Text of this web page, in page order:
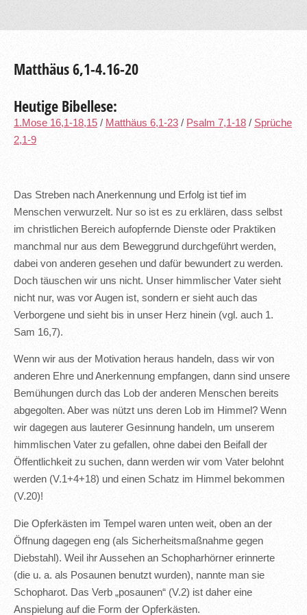
Matthäus 6,1-4.16-20
Heutige Bibellese:
1.Mose 16,1-18,15 / Matthäus 6,1-23 / Psalm 7,1-18 / Sprüche
2,1-9
Das Streben nach Anerkennung und Erfolg ist tief im
Menschen verwurzelt. Nur so ist es zu erklären, dass selbst
im christlichen Bereich aufopfernde Dienste oder Praktiken
manchmal nur aus dem Beweggrund durchgeführt werden,
dabei von anderen gesehen und dafür bewundert zu werden.
Doch täuschen wir uns nicht. Unser himmlischer Vater sieht
nicht nur, was vor Augen ist, sondern er sieht auch das
Verborgene und sieht bis in unser Herz hinein (vgl. auch 1.
Sam 16,7).
Wenn wir aus der Motivation heraus handeln, dass wir von
anderen Ehre und Anerkennung empfangen, dann sind unsere
Bemühungen durch das Lob der anderen Menschen bereits
abgegolten. Aber was nützt uns deren Lob im Himmel? Wenn
wir dagegen aus lauterer Gesinnung handeln, um unserem
himmlischen Vater zu gefallen, ohne dabei den Beifall der
Öffentlichkeit zu suchen, dann werden wir vom Vater belohnt
werden (V.1+4+18) und einen Schatz im Himmel bekommen
(V.20)!
Die Opferkästen im Tempel waren unten weit, oben an der
Öffnung dagegen eng (als Sicherheitsmaßnahme gegen
Diebstahl). Weil ihr Aussehen an Schopharhörner erinnerte
(die u. a. als Posaunen benutzt wurden), nannte man sie
Schopharot. Das Verb „posaunen“ (V.2) ist daher eine
Anspielung auf die Form der Opferkästen.